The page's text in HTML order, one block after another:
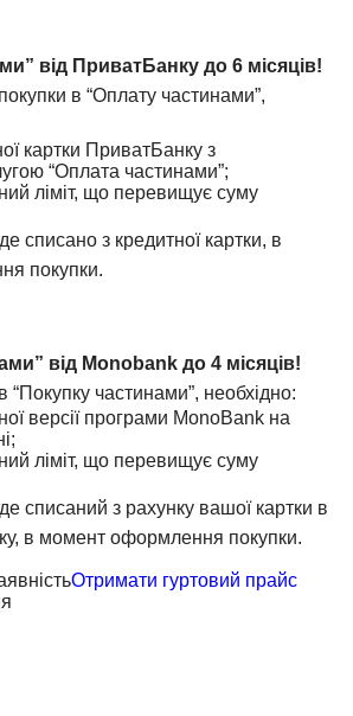
від ПриватБанку до 6 місяців!
в “Оплату частинами”,
картки ПриватБанку з
“Оплата частинами”;
ліміт, що перевищує суму
списано з кредитної картки, в
покупки.
від Monobank до 4 місяців!
частинами”, необхідно:
версії програми MonoBank на
ліміт, що перевищує суму
списаний з рахунку вашої картки в
в момент оформлення покупки.
Отримати гуртовий прайс